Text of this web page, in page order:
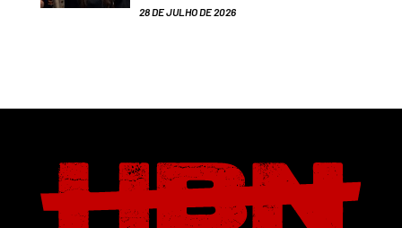
28 DE JULHO DE 2026